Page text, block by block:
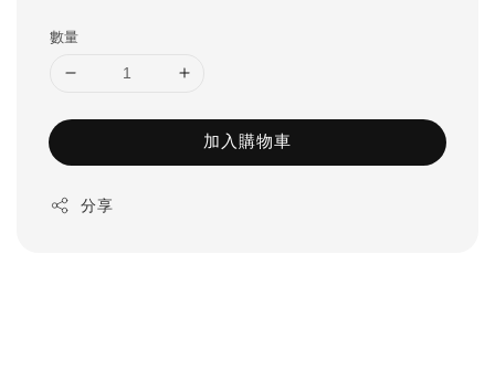
數量
加入購物車
分享